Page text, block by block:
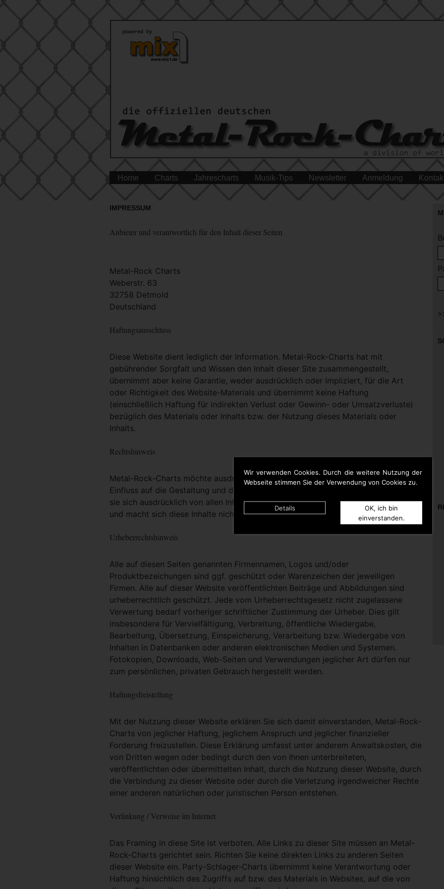
Wir verwenden Cookies. Durch die weitere Nutzung der
Webseite stimmen Sie der Verwendung von Cookies zu.
Details
OK, ich bin
einverstanden.
Home Charts Jahrescharts Musik-Tips Newsletter Anmeldung
IMPRESSUM
Anbieter und verantwortlich für den Inhalt dieser Seiten
Metal-Rock Charts
Weberstr. 63
32758 Detmold
Deutschland
Haftungsausschluss
Diese Website dient lediglich der Information. Metal-Rock-Charts hat mit
gebührender Sorgfalt und Wissen den Inhalt dieser Site zusammengestellt,
übernimmt aber keine Garantie, weder ausdrücklich oder impliziert, für die Art
oder Richtigkeit des Website-Materials und übernimmt keine Haftung
(einschließlich Haftung für indirekten Verlust oder Gewinn- oder Umsatzverluste)
bezüglich des Materials oder Inhalts bzw. der Nutzung dieses Materials oder
Inhalts.
Rechtshinweis
Metal-Rock-Charts möchte ausdrücklich darauf hinweisen, dass sie keinerlei
Einfluss auf die Gestaltung und die Inhalte gelinkter Seiten hat. Deshalb distanziert
sie sich ausdrücklich von allen Inhalten aller gelinkten Seiten auf dieser Homepage
und macht sich diese Inhalte nicht zu Eigen.
Urheberrechtshinweis
Alle auf diesen Seiten genannten Firmennamen, Logos und/oder
Produktbezeichungen sind ggf. geschützt oder Warenzeichen der jeweiligen
Firmen. Alle auf dieser Website veröffentlichten Beiträge und Abbildungen sind
urheberrechtlich geschützt. Jede vom Urheberrechtsgesetz nicht zugelassene
Verwertung bedarf vorheriger schriftlicher Zustimmung der Urheber. Dies gilt
insbesondere für Vervielfältigung, Verbreitung, öffentliche Wiedergabe,
Bearbeitung, Übersetzung, Einspeicherung, Verarbeitung bzw. Wiedergabe von
Inhalten in Datenbanken oder anderen elektronischen Medien und Systemen.
Fotokopien, Downloads, Web-Seiten und Verwendungen jeglicher Art dürfen nur
zum persönlichen, privaten Gebrauch hergestellt werden.
Haftungsfreistellung
Mit der Nutzung dieser Website erklären Sie sich damit einverstanden, Metal-Rock-
Charts von jeglicher Haftung, jeglichem Anspruch und jeglicher finanzieller
Forderung freizustellen. Diese Erklärung umfasst unter anderem Anwaltskosten, die
von Dritten wegen oder bedingt durch den von Ihnen unterbreiteten,
veröffentlichten oder übermittelten Inhalt, durch die Nutzung dieser Website, durch
die Verbindung zu dieser Website oder durch die Verletzung irgendwelcher Rechte
einer anderen natürlichen oder juristischen Person entstehen.
Verlinkung / Verweise im Internet
Das Framing in diese Site ist verboten. Alle Links zu dieser Site müssen an Metal-
Rock-Charts gerichtet sein. Richten Sie keine direkten Links zu anderen Seiten
dieser Website ein. Party-Schlager-Charts übernimmt keine Verantwortung oder
Haftung hinsichtlich des Zugriffs auf bzw. des Materials in Websites, auf die von